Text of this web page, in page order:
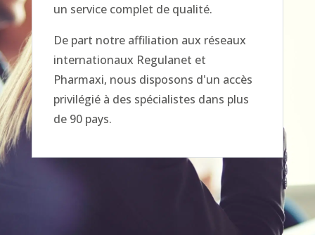
un service complet de qualité.
De part notre affiliation aux réseaux
internationaux Regulanet et
Pharmaxi, nous disposons d'un accès
privilégié à des spécialistes dans plus
de 90 pays.